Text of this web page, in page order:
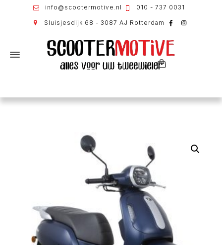
info@scootermotive.nl 010 - 737 0031
Sluisjesdijk 68 - 3087 AJ Rotterdam